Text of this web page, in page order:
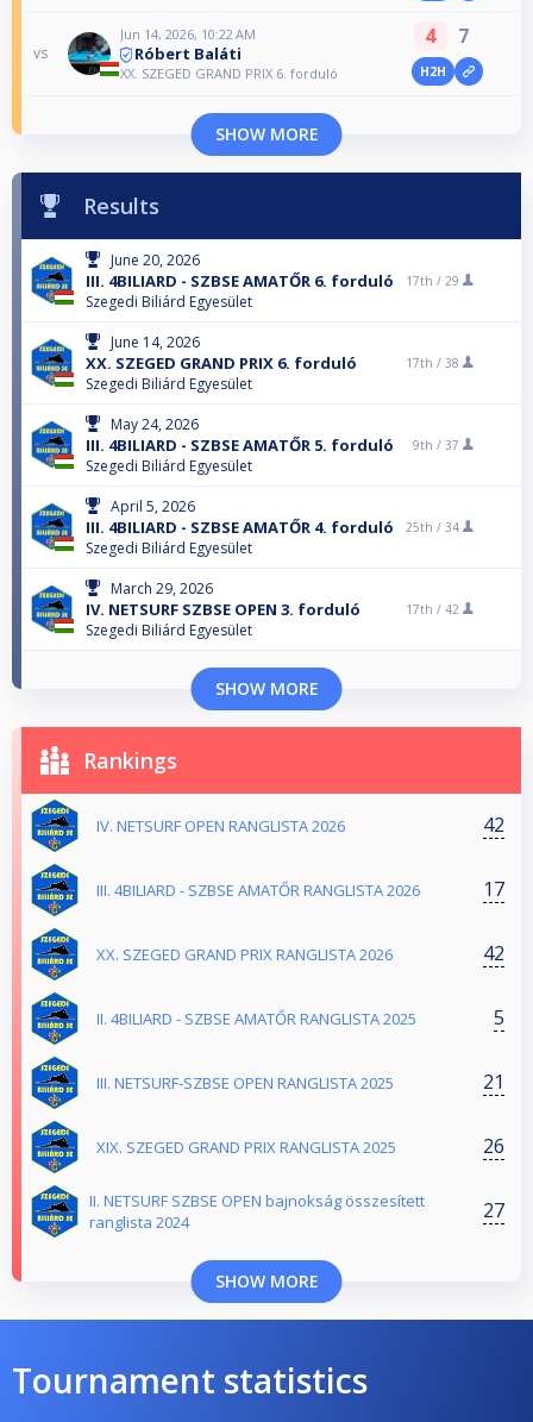
vs
Jun 14, 2026, 10:22 AM
Róbert Baláti
XX. SZEGED GRAND PRIX 6. forduló
4 7
H2H
SHOW MORE
Results
June 20, 2026
III. 4BILIARD - SZBSE AMATŐR 6. forduló
Szegedi Biliárd Egyesület
17th / 29
June 14, 2026
XX. SZEGED GRAND PRIX 6. forduló
Szegedi Biliárd Egyesület
17th / 38
May 24, 2026
III. 4BILIARD - SZBSE AMATŐR 5. forduló
Szegedi Biliárd Egyesület
9th / 37
April 5, 2026
III. 4BILIARD - SZBSE AMATŐR 4. forduló
Szegedi Biliárd Egyesület
25th / 34
March 29, 2026
IV. NETSURF SZBSE OPEN 3. forduló
Szegedi Biliárd Egyesület
17th / 42
SHOW MORE
Rankings
IV. NETSURF OPEN RANGLISTA 2026 42
III. 4BILIARD - SZBSE AMATŐR RANGLISTA 2026 17
XX. SZEGED GRAND PRIX RANGLISTA 2026 42
II. 4BILIARD - SZBSE AMATŐR RANGLISTA 2025 5
III. NETSURF-SZBSE OPEN RANGLISTA 2025 21
XIX. SZEGED GRAND PRIX RANGLISTA 2025 26
II. NETSURF SZBSE OPEN bajnokság összesített
ranglista 2024
27
SHOW MORE
Tournament statistics